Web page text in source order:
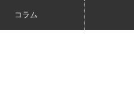
コラム